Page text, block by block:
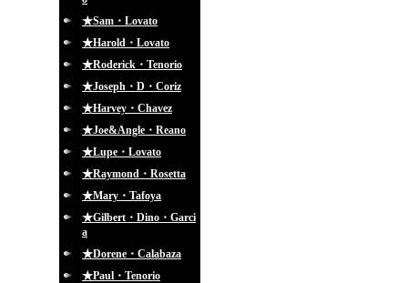
★Sam・Lovato
★Harold・Lovato
★Roderick・Tenorio
★Joseph・D・Coriz
★Harvey・Chavez
★Joe&Angle・Reano
★Lupe・Lovato
★Raymond・Rosetta
★Mary・Tafoya
★Gilbert・Dino・Garci
a
★Dorene・Calabaza
★Paul・Tenorio